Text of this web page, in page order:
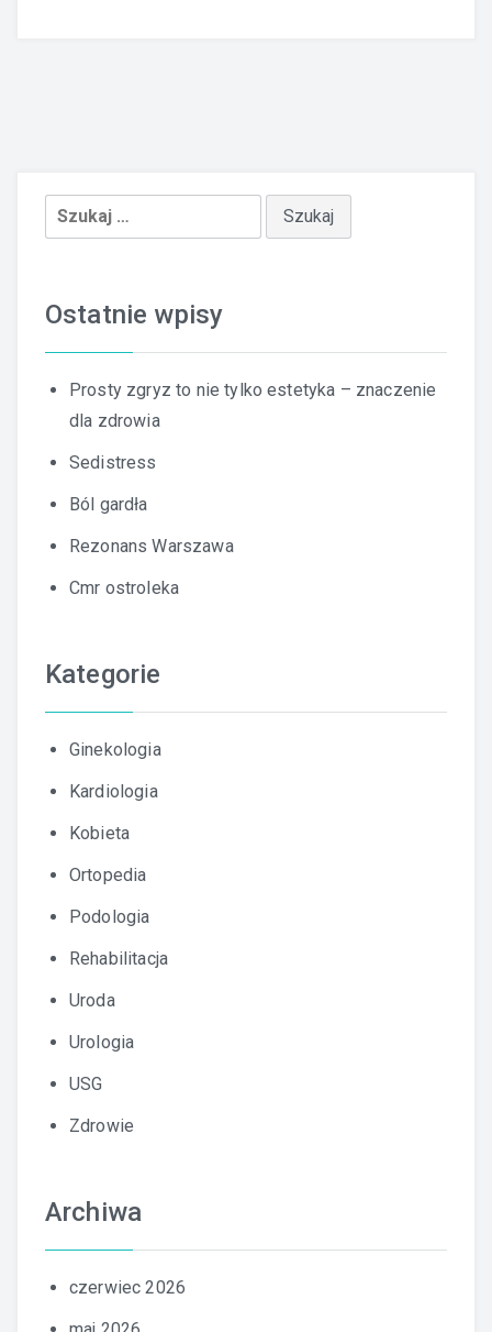
Szukaj:
Ostatnie wpisy
Prosty zgryz to nie tylko estetyka – znaczenie
dla zdrowia
Sedistress
Ból gardła
Rezonans Warszawa
Cmr ostroleka
Kategorie
Ginekologia
Kardiologia
Kobieta
Ortopedia
Podologia
Rehabilitacja
Uroda
Urologia
USG
Zdrowie
Archiwa
czerwiec 2026